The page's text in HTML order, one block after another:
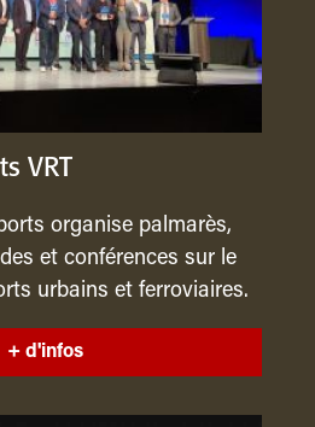
VRT
organise palmarès,
et conférences sur le
urbains et ferroviaires.
+ d'infos